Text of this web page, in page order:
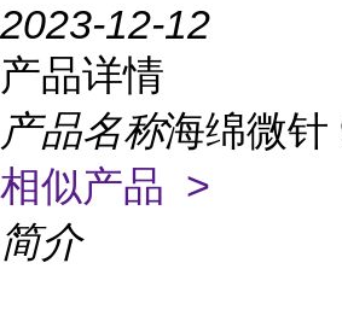
2023-12-12
产品详情
产品名称海绵微针
相似产品 >
简介